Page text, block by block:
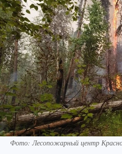
Фото: Лесопожарный центр